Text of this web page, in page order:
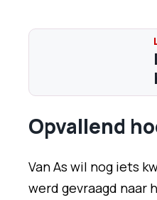
Opvallend
Van As wil nog iets
werd gevraagd naar